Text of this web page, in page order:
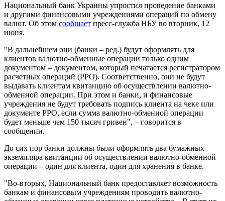
Национальный банк Украины упростил проведение банками
и другими финансовыми учреждениями операций по обмену
валют. Об этом сообщает пресс-служба НБУ во вторник, 12
июня.
"В дальнейшем они (банки – ред.) будут оформлять для
клиентов валютно-обменные операции только одним
документом – документом, который печатается регистратором
расчетных операций (РРО). Соответственно, они не будут
выдавать клиентам квитанцию об осуществлении валютно-
обменной операции. При этом и банки, и финансовые
учреждения не будут требовать подпись клиента на чеке или
документе РРО, если сумма валютно-обменной операции
будет меньше чем 150 тысяч гривен", – говорится в
сообщении.
До сих пор банки должны были оформлять два бумажных
экземпляра квитанции об осуществлении валютно-обменной
операции – один для клиента, один для хранения в банке.
"Во-вторых, Национальный банк предоставляет возможность
банкам и финансовым учреждениям проводить валютно-